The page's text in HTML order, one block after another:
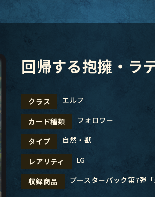
回帰する抱擁・ラ
クラス エルフ
カード種類 フォロワー
タイプ 自然・獣
レアリティ LG
収録商品 ブースターパック第7弾「